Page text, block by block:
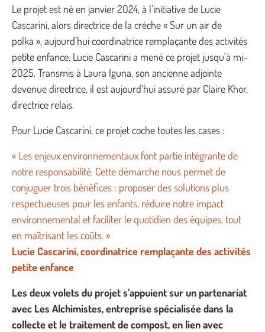
Le projet est né en janvier 2024, à l’initiative de Lucie
Cascarini, alors directrice de la crèche « Sur un air de
polka », aujourd’hui coordinatrice remplaçante des activités
petite enfance. Lucie Cascarini a mené ce projet jusqu’à mi-
2025. Transmis à Laura Iguna, son ancienne adjointe
devenue directrice, il est aujourd’hui assuré par Claire Khor,
directrice relais.
Pour Lucie Cascarini, ce projet coche toutes les cases :
« Les enjeux environnementaux font partie intégrante de
notre responsabilité. Cette démarche nous permet de
conjuguer trois bénéfices : proposer des solutions plus
respectueuses pour les enfants, réduire notre impact
environnemental et faciliter le quotidien des équipes, tout
en maîtrisant les coûts. »
Lucie Cascarini, coordinatrice remplaçante des activités
petite enfance
Les deux volets du projet s’appuient sur un partenariat
avec Les Alchimistes, entreprise spécialisée dans la
collecte et le traitement de compost, en lien avec